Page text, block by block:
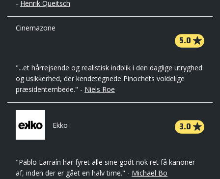
- Henrik Queitsch
Cinemazone
5.0
"...et hårrejsende og realistisk indblik i den daglige utryghed
og usikkerhed, der kendetegnede Pinochets voldelige
præsidentembede." - Niels Roe
Ekko 3.0
"Pablo Larraín har fyret alle sine godt nok ret få kanoner
af, inden der er gået en halv time." - Michael Bo